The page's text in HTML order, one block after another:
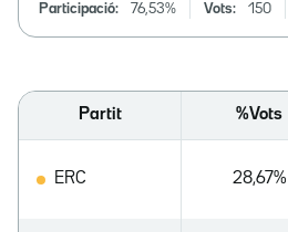
Participació: 76,53% Vots: 150
Partit %Vots
ERC 28,67%